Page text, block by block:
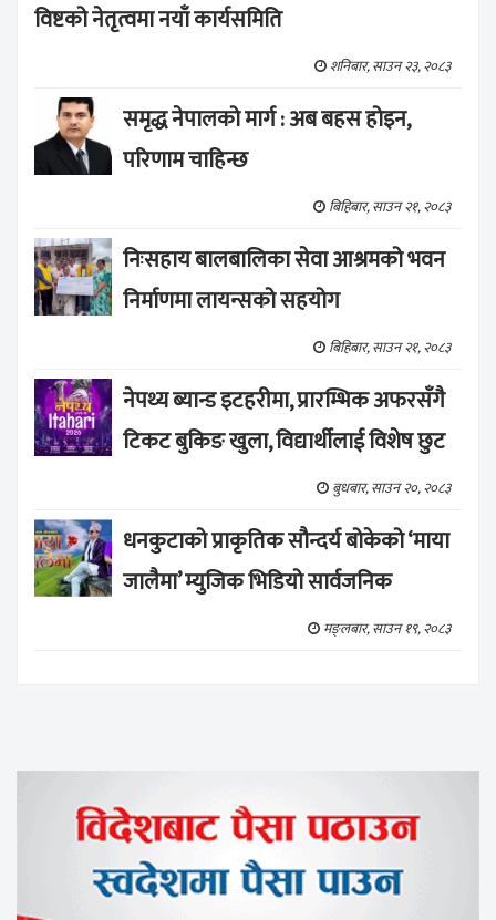
विष्टको नेतृत्वमा नयाँ कार्यसमिति
शनिबार, साउन २३, २०८३
समृद्ध नेपालको मार्ग : अब बहस होइन,
परिणाम चाहिन्छ
बिहिबार, साउन २१, २०८३
निःसहाय बालबालिका सेवा आश्रमको भवन
निर्माणमा लायन्सको सहयोग
बिहिबार, साउन २१, २०८३
नेपथ्य ब्यान्ड इटहरीमा, प्रारम्भिक अफरसँगै
टिकट बुकिङ खुला, विद्यार्थीलाई विशेष छुट
बुधबार, साउन २०, २०८३
धनकुटाको प्राकृतिक सौन्दर्य बोकेको ‘माया
जालैमा’ म्युजिक भिडियो सार्वजनिक
मङ्लबार, साउन १९, २०८३